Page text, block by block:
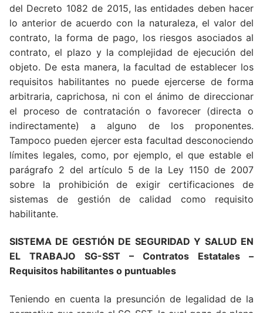
del Decreto 1082 de 2015, las entidades deben hacer
lo anterior de acuerdo con la naturaleza, el valor del
contrato, la forma de pago, los riesgos asociados al
contrato, el plazo y la complejidad de ejecución del
objeto. De esta manera, la facultad de establecer los
requisitos habilitantes no puede ejercerse de forma
arbitraria, caprichosa, ni con el ánimo de direccionar
el proceso de contratación o favorecer (directa o
indirectamente) a alguno de los proponentes.
Tampoco pueden ejercer esta facultad desconociendo
límites legales, como, por ejemplo, el que estable el
parágrafo 2 del artículo 5 de la Ley 1150 de 2007
sobre la prohibición de exigir certificaciones de
sistemas de gestión de calidad como requisito
habilitante.
SISTEMA DE GESTIÓN DE SEGURIDAD Y SALUD EN
EL TRABAJO SG-SST – Contratos Estatales –
Requisitos habilitantes o puntuables
Teniendo en cuenta la presunción de legalidad de la